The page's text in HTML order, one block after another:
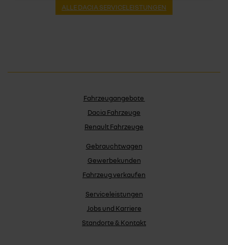
ALLE DACIA SERVICELEISTUNGEN
Fahrzeugangebote
Dacia Fahrzeuge
Renault Fahrzeuge
Gebrauchtwagen
Gewerbekunden
Fahrzeug verkaufen
Serviceleistungen
Jobs und Karriere
Standorte & Kontakt